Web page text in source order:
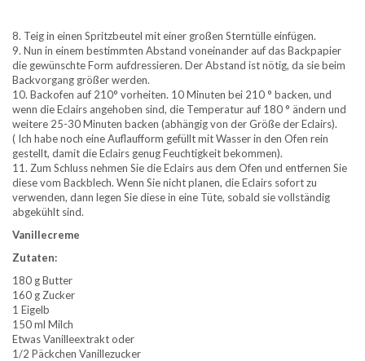
8. Teig in einen Spritzbeutel mit einer großen Sterntülle einfügen.
9. Nun in einem bestimmten Abstand voneinander auf das Backpapier
die gewünschte Form aufdressieren. Der Abstand ist nötig, da sie beim
Backvorgang größer werden.
10. Backofen auf 210° vorheiten. 10 Minuten bei 210 ° backen, und
wenn die Eclairs angehoben sind, die Temperatur auf 180 ° ändern und
weitere 25-30 Minuten backen (abhängig von der Größe der Eclairs).
( Ich habe noch eine Auflaufform gefüllt mit Wasser in den Ofen rein
gestellt, damit die Eclairs genug Feuchtigkeit bekommen).
11. Zum Schluss nehmen Sie die Eclairs aus dem Ofen und entfernen Sie
diese vom Backblech. Wenn Sie nicht planen, die Eclairs sofort zu
verwenden, dann legen Sie diese in eine Tüte, sobald sie vollständig
abgekühlt sind.
Vanillecreme
Zutaten:
180 g Butter
160 g Zucker
1 Eigelb
150 ml Milch
Etwas Vanilleextrakt oder
1/2 Päckchen Vanillezucker